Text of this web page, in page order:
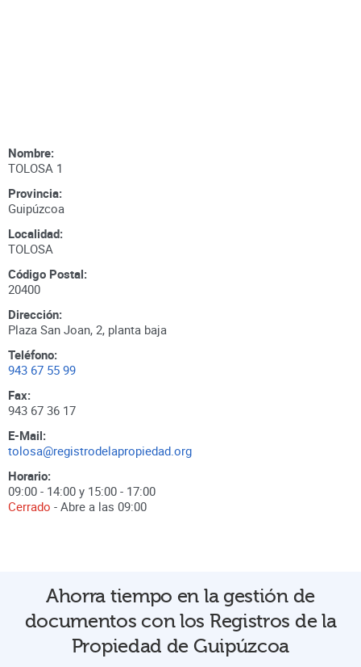
Nombre:
TOLOSA 1
Provincia:
Guipúzcoa
Localidad:
TOLOSA
Código Postal:
20400
Dirección:
Plaza San Joan, 2, planta baja
Teléfono:
943 67 55 99
Fax:
943 67 36 17
E-Mail:
tolosa@registrodelapropiedad.org
Horario:
09:00 - 14:00 y 15:00 - 17:00
Cerrado - Abre a las 09:00
Ahorra tiempo en la gestión de
documentos con los Registros de la
Propiedad de Guipúzcoa